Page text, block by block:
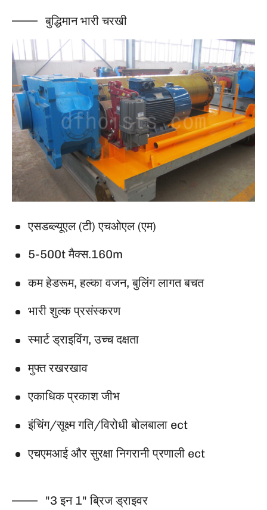
बुद्धिमान भारी चरखी
एसडब्ल्यूएल (टी) एचओएल (एम)
5-500t मैक्स.160m
कम हेडरूम, हल्का वजन, बुलिंग लागत बचत
भारी शुल्क प्रसंस्करण
स्मार्ट ड्राइविंग, उच्च दक्षता
मुफ्त रखरखाव
एकाधिक प्रकाश जीभ
इंचिंग/सूक्ष्म गति/विरोधी बोलबाला ect
एचएमआई और सुरक्षा निगरानी प्रणाली ect
"3 इन 1" ब्रिज ड्राइवर